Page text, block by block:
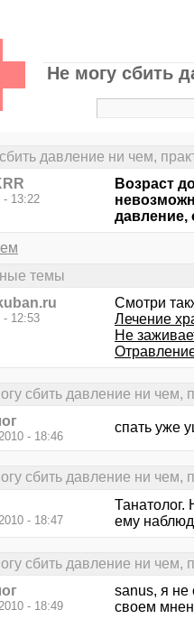
Не могу сбить
давление ни чем,
- 13:22
Возраст
давление,
темы
- 12:53
Смотри
Лечение
Не
сбить давление ни чем,
- 18:46
спать уже
сбить давление ни чем,
- 18:47
Танатолог.
ему
сбить давление ни чем,
- 18:49
sanus, я не
своем